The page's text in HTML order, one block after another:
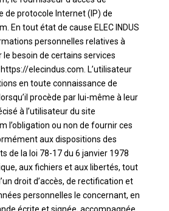
de protocole Internet (IP) de
En tout état de cause ELEC INDUS
personnelles relatives à
le besoin de certains services
elecindus.com. L’utilisateur
en toute connaissance de
procède par lui-même à leur
à l’utilisateur du site
l’obligation ou non de fournir ces
aux dispositions des
de la loi 78-17 du 6 janvier 1978
aux fichiers et aux libertés, tout
droit d’accès, de rectification et
personnelles le concernant, en